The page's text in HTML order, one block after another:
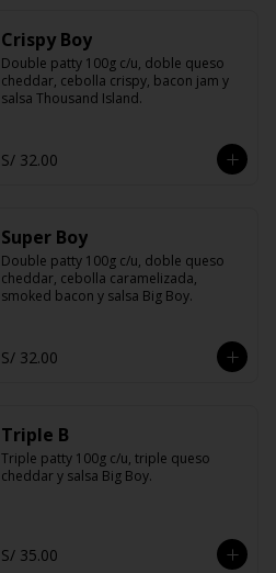
Crispy Boy
Double patty 100g c/u, doble queso
cheddar, cebolla crispy, bacon jam y
salsa Thousand Island.
S/ 32.00
Super Boy
Double patty 100g c/u, doble queso
cheddar, cebolla caramelizada,
smoked bacon y salsa Big Boy.
S/ 32.00
Triple B
Triple patty 100g c/u, triple queso
cheddar y salsa Big Boy.
S/ 35.00